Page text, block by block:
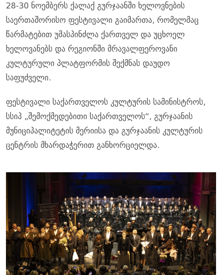
28-30 ნოემბერს ქალაქ გურჯაანში ხელოვნების
საერთაშორისო ფესტივალი გაიმართა, რომელმაც
წარმატებით უმასპინძლა ქართველ და უცხოელ
ხელოვანებს და რეგიონში მრავალფეროვანი
კულტურული პლატფორმის შექმნას დაუდო
საფუძველი.
ფესტივალი საქართველოს კულტურის სამინისტროს,
სსიპ „შემოქმედებითი საქართველოს“, გურჯაანის
მუნიციპალიტეტის მერიისა და გურჯაანის კულტურის
ცენტრის მხარდაჭერით განხორციელდა.